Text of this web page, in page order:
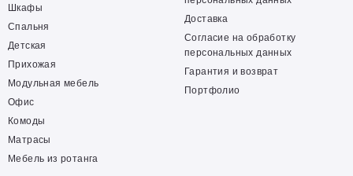
Шкафы
Спальня
Детская
Прихожая
Модульная мебель
Офис
Комоды
Матрасы
Мебель из ротанга
Доставка
Согласие на обработку
персональных данных
Гарантия и возврат
Портфолио